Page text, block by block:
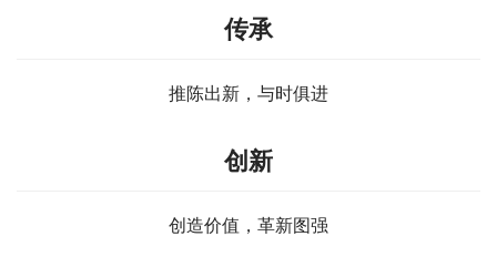
传承
推陈出新，与时俱进
创新
创造价值，革新图强